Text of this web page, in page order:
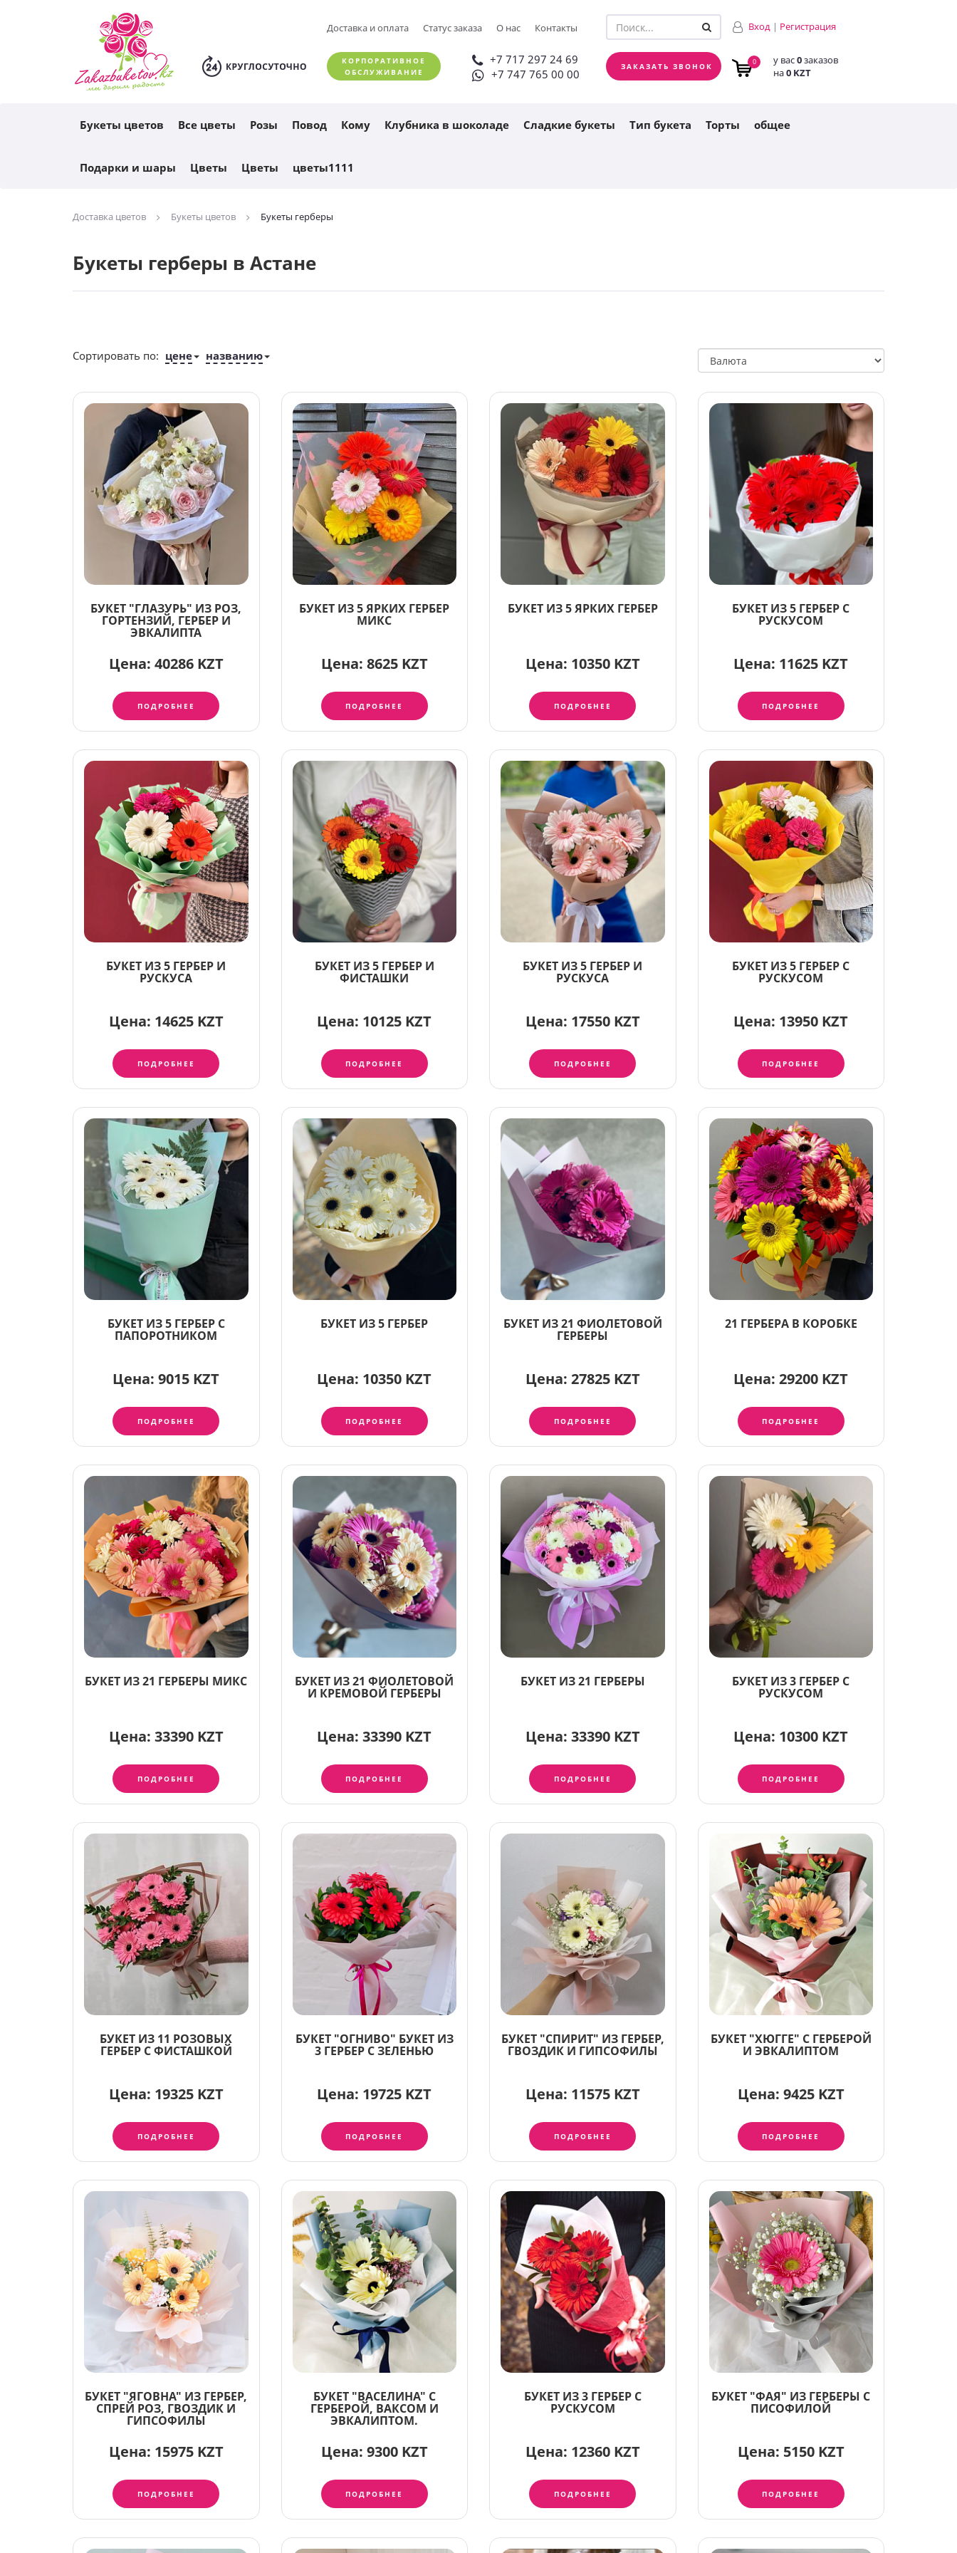
Каталог
+7 717 297 24 69
+7 747 765 00 00
ЗАКАЗАТЬ ЗВОНОК
заказов
0 KZT
Доставка и оплата Статус заказа О нас Контакты Вход | Регистрация
КОРПОРАТИВНОЕ
ОБСЛУЖИВАНИЕ
+7 717 297 24 69
+7 747 765 00 00
ЗАКАЗАТЬ ЗВОНОК 0 у вас0заказов
на0 KZT
Букеты цветов Все цветы Розы Повод Кому Клубника в шоколаде Сладкие букеты Тип букета Торты общее
Подарки и шары Цветы Цветы цветы1111
Доставка цветов Букеты цветов Букеты герберы
Букеты герберы в Астане
Сортировать по: цене названию
БУКЕТ "ГЛАЗУРЬ" ИЗ РОЗ,
ГОРТЕНЗИЙ, ГЕРБЕР И
ЭВКАЛИПТА
Цена: 40286 KZT
ПОДРОБНЕЕ
БУКЕТ ИЗ 5 ЯРКИХ ГЕРБЕР
МИКС
Цена: 8625 KZT
ПОДРОБНЕЕ
БУКЕТ ИЗ 5 ЯРКИХ ГЕРБЕР
Цена: 10350 KZT
ПОДРОБНЕЕ
БУКЕТ ИЗ 5 ГЕРБЕР С
РУСКУСОМ
Цена: 11625 KZT
ПОДРОБНЕЕ
БУКЕТ ИЗ 5 ГЕРБЕР И
РУСКУСА
Цена: 14625 KZT
ПОДРОБНЕЕ
БУКЕТ ИЗ 5 ГЕРБЕР И
ФИСТАШКИ
Цена: 10125 KZT
ПОДРОБНЕЕ
БУКЕТ ИЗ 5 ГЕРБЕР И
РУСКУСА
Цена: 17550 KZT
ПОДРОБНЕЕ
БУКЕТ ИЗ 5 ГЕРБЕР С
РУСКУСОМ
Цена: 13950 KZT
ПОДРОБНЕЕ
БУКЕТ ИЗ 5 ГЕРБЕР С
ПАПОРОТНИКОМ
Цена:9015 KZT
ПОДРОБНЕЕ
БУКЕТ ИЗ 5 ГЕРБЕР
Цена: 10350 KZT
ПОДРОБНЕЕ
БУКЕТ ИЗ 21 ФИОЛЕТОВОЙ
ГЕРБЕРЫ
Цена: 27825 KZT
ПОДРОБНЕЕ
21 ГЕРБЕРА В КОРОБКЕ
Цена:29200 KZT
ПОДРОБНЕЕ
БУКЕТ ИЗ 21 ГЕРБЕРЫ МИКС
Цена: 33390 KZT
ПОДРОБНЕЕ
БУКЕТ ИЗ 21 ФИОЛЕТОВОЙ
И КРЕМОВОЙ ГЕРБЕРЫ
Цена:33390 KZT
ПОДРОБНЕЕ
БУКЕТ ИЗ 21 ГЕРБЕРЫ
Цена: 33390 KZT
ПОДРОБНЕЕ
БУКЕТ ИЗ 3 ГЕРБЕР С
РУСКУСОМ
Цена: 10300 KZT
ПОДРОБНЕЕ
БУКЕТ ИЗ 11 РОЗОВЫХ
ГЕРБЕР С ФИСТАШКОЙ
Цена: 19325 KZT
ПОДРОБНЕЕ
БУКЕТ "ОГНИВО" БУКЕТ ИЗ
3 ГЕРБЕР С ЗЕЛЕНЬЮ
Цена: 19725 KZT
ПОДРОБНЕЕ
БУКЕТ "СПИРИТ" ИЗ ГЕРБЕР,
ГВОЗДИК И ГИПСОФИЛЫ
Цена: 11575 KZT
ПОДРОБНЕЕ
БУКЕТ "ХЮГГЕ" С ГЕРБЕРОЙ
И ЭВКАЛИПТОМ
Цена: 9425 KZT
ПОДРОБНЕЕ
БУКЕТ "ЯГОВНА" ИЗ ГЕРБЕР,
СПРЕЙ РОЗ, ГВОЗДИК И
ГИПСОФИЛЫ
Цена: 15975 KZT
ПОДРОБНЕЕ
БУКЕТ "ВАСЕЛИНА" С
ГЕРБЕРОЙ, ВАКСОМ И
ЭВКАЛИПТОМ.
Цена: 9300 KZT
ПОДРОБНЕЕ
БУКЕТ ИЗ 3 ГЕРБЕР С
РУСКУСОМ
Цена: 12360 KZT
ПОДРОБНЕЕ
БУКЕТ "ФАЯ" ИЗ ГЕРБЕРЫ С
ПИСОФИЛОЙ
Цена: 5150 KZT
ПОДРОБНЕЕ